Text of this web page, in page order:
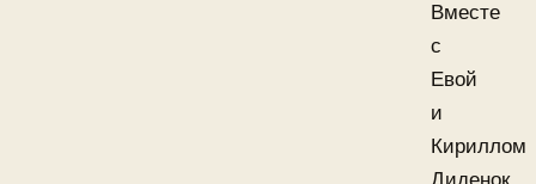
Вместе
с
Евой
и
Кириллом
Диденок